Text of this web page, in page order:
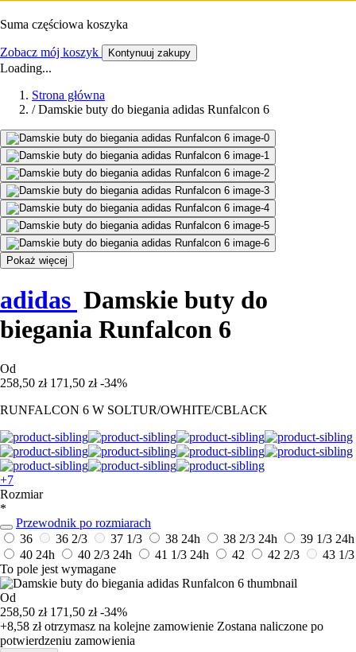
Suma częściowa koszyka
Zobacz mój koszyk Kontynuuj zakupy
Loading...
Strona główna
/ Damskie buty do biegania adidas Runfalcon 6
Pokaż więcej
adidas Damskie buty do
biegania Runfalcon 6
Od
258,50 zł 171,50 zł -34%
RUNFALCON 6 W SOLTUR/OWHITE/CBLACK
+7
Rozmiar
*
Przewodnik po rozmiarach
36
36 2/3 37 1/3 38 24h 38 2/3 24h 39 1/3 24h
40 24h 40 2/3 24h 41 1/3 24h 42 42 2/3
43 1/3
To pole jest wymagane
Od
258,50 zł 171,50 zł -34%
+8,58 złotrzymasz na kolejne zamowienie Zostana naliczone po
potwierdzeniu zamowienia